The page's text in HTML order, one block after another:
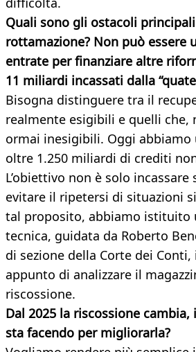
Quali sono gli ostacoli
rottamazione? Non può essere
entrate per finanziare altre
11 miliardi incassati dalla
Bisogna distinguere tra il
realmente esigibili e quelli che,
ormai inesigibili. Oggi abbiamo
oltre 1.250 miliardi di crediti
L’obiettivo non è solo
evitare il ripetersi di situazioni
tal proposito, abbiamo istituito
tecnica, guidata da Roberto
di sezione della Corte dei Conti,
appunto di analizzare il
riscossione.
Dal 2025 la riscossione cambia,
sta facendo per migliorarla?